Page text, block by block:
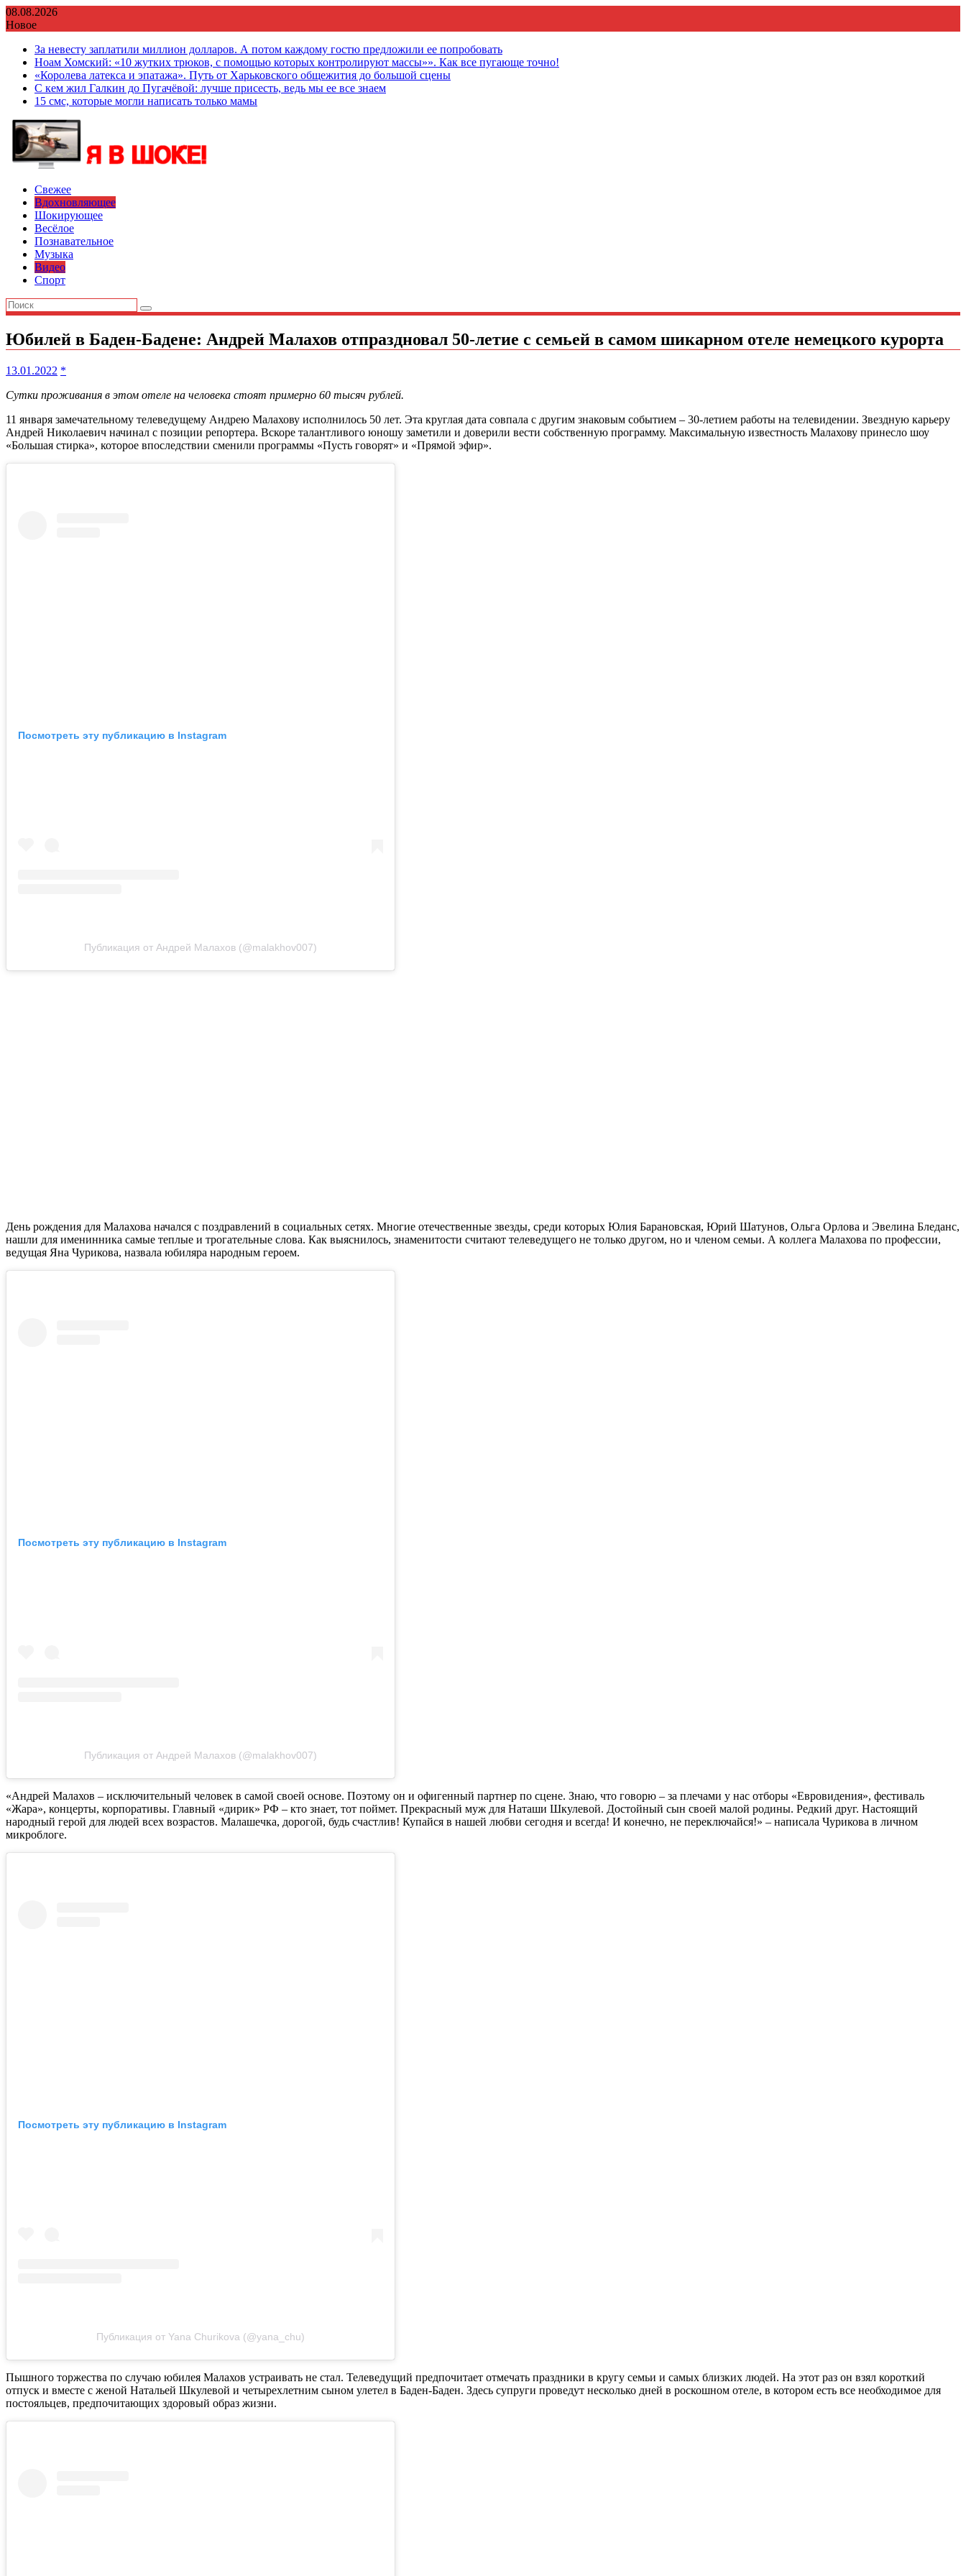
Перейти
к
08.08.2026
Новое
За невесту заплатили миллион долларов. А потом каждому гостю предложили ее попробовать
Ноам Хомский: «10 жутких трюков, с помощью которых контролируют массы»». Как все пугающе точно!
«Королева латекса и эпатажа». Путь от Харьковского общежития до большой сцены
С кем жил Галкин до Пугачёвой: лучше присесть, ведь мы ее все знаем
15 смс, которые могли написать только мамы
Свежее
Вдохновляющее
Шокирующее
Весёлое
Познавательное
Музыка
Видео
Спорт
Юбилей в Баден-Бадене: Андрей Малахов отпраздновал 50-летие с семьей в самом шикарном отеле немецкого курорта
13.01.2022 *
Сутки проживания в этом отеле на человека стоят примерно 60 тысяч рублей.
11 января замечательному телеведущему Андрею Малахову исполнилось 50 лет. Эта круглая дата совпала с другим знаковым событием – 30-летием работы на телевидении. Звездную карьеру
Андрей Николаевич начинал с позиции репортера. Вскоре талантливого юношу заметили и доверили вести собственную программу. Максимальную известность Малахову принесло шоу
«Большая стирка», которое впоследствии сменили программы «Пусть говорят» и «Прямой эфир».
Посмотреть эту публикацию в Instagram
Публикация от Андрей Малахов (@malakhov007)
День рождения для Малахова начался с поздравлений в социальных сетях. Многие отечественные звезды, среди которых Юлия Барановская, Юрий Шатунов, Ольга Орлова и Эвелина Бледанс,
нашли для именинника самые теплые и трогательные слова. Как выяснилось, знаменитости считают телеведущего не только другом, но и членом семьи. А коллега Малахова по профессии,
ведущая Яна Чурикова, назвала юбиляра народным героем.
Посмотреть эту публикацию в Instagram
Публикация от Андрей Малахов (@malakhov007)
«Андрей Малахов – исключительный человек в самой своей основе. Поэтому он и офигенный партнер по сцене. Знаю, что говорю – за плечами у нас отборы «Евровидения», фестиваль
«Жара», концерты, корпоративы. Главный «дирик» РФ – кто знает, тот поймет. Прекрасный муж для Наташи Шкулевой. Достойный сын своей малой родины. Редкий друг. Настоящий
народный герой для людей всех возрастов. Малашечка, дорогой, будь счастлив! Купайся в нашей любви сегодня и всегда! И конечно, не переключайся!» – написала Чурикова в личном
микроблоге.
Посмотреть эту публикацию в Instagram
Публикация от Yana Churikova (@yana_chu)
Пышного торжества по случаю юбилея Малахов устраивать не стал. Телеведущий предпочитает отмечать праздники в кругу семьи и самых близких людей. На этот раз он взял короткий
отпуск и вместе с женой Натальей Шкулевой и четырехлетним сыном улетел в Баден-Баден. Здесь супруги проведут несколько дней в роскошном отеле, в котором есть все необходимое для
постояльцев, предпочитающих здоровый образ жизни.